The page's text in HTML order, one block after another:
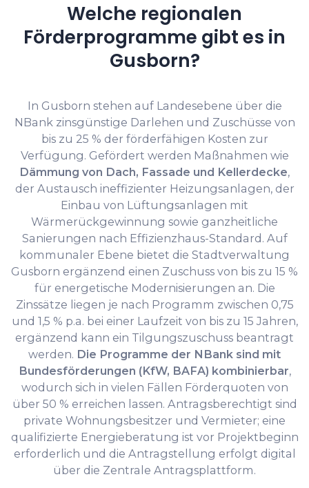
Welche regionalen
Förderprogramme gibt es in
Gusborn?
In Gusborn stehen auf Landesebene über die
NBank zinsgünstige Darlehen und Zuschüsse von
bis zu 25 % der förderfähigen Kosten zur
Verfügung. Gefördert werden Maßnahmen wie
Dämmung von Dach, Fassade und Kellerdecke,
der Austausch ineffizienter Heizungsanlagen, der
Einbau von Lüftungsanlagen mit
Wärmerückgewinnung sowie ganzheitliche
Sanierungen nach Effizienzhaus-Standard. Auf
kommunaler Ebene bietet die Stadtverwaltung
Gusborn ergänzend einen Zuschuss von bis zu 15 %
für energetische Modernisierungen an. Die
Zinssätze liegen je nach Programm zwischen 0,75
und 1,5 % p.a. bei einer Laufzeit von bis zu 15 Jahren,
ergänzend kann ein Tilgungszuschuss beantragt
werden. Die Programme der NBank sind mit
Bundesförderungen (KfW, BAFA) kombinierbar,
wodurch sich in vielen Fällen Förderquoten von
über 50 % erreichen lassen. Antragsberechtigt sind
private Wohnungsbesitzer und Vermieter; eine
qualifizierte Energieberatung ist vor Projektbeginn
erforderlich und die Antragstellung erfolgt digital
über die Zentrale Antragsplattform.